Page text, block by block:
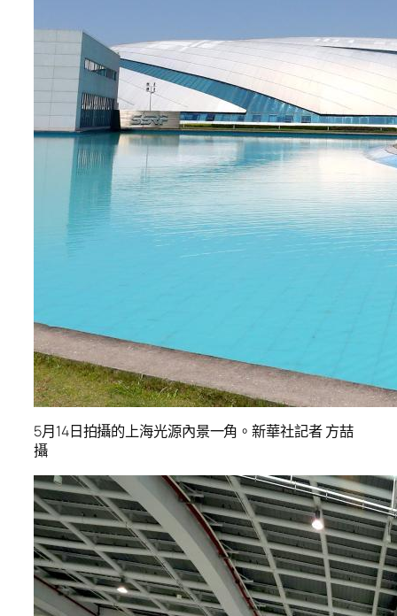
5月14日拍攝的上海光源內景一角。新華社記者 方喆
攝